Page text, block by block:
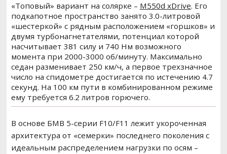
«Топовый» вариант на солярке – M550d xDrive. Его
подкапотное пространство занято 3.0-литровой
«шестеркой» с рядным расположением «горшков» и
двумя турбонагнетателями, потенциал которой
насчитывает 381 силу и 740 Нм возможного
момента при 2000-3000 об/минуту. Максимально
седан разменивает 250 км/ч, а первое трехзначное
число на спидометре достигается по истечению 4.7
секунд. На 100 км пути в комбинированном режиме
ему требуется 6.2 литров горючего.
В основе БМВ 5-серии F10/F11 лежит укороченная
архитектура от «семерки» последнего поколения с
идеальным распределением нагрузки по осям –